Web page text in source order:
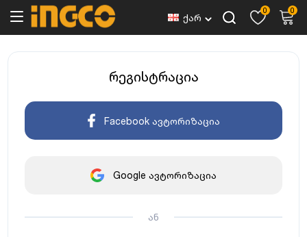
ქარ
0 0
რეგისტრაცია
Facebook ავტორიზაცია
Google ავტორიზაცია
ან